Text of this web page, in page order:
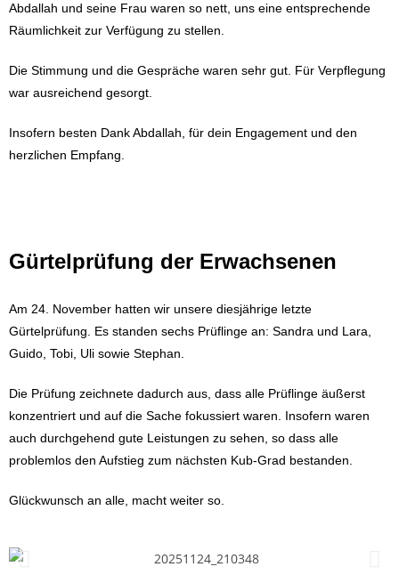
Abdallah und seine Frau waren so nett, uns eine entsprechende
Räumlichkeit zur Verfügung zu stellen.
Die Stimmung und die Gespräche waren sehr gut. Für Verpflegung
war ausreichend gesorgt.
Insofern besten Dank Abdallah, für dein Engagement und den
herzlichen Empfang.
Gürtelprüfung der Erwachsenen
Am 24. November hatten wir unsere diesjährige letzte
Gürtelprüfung. Es standen sechs Prüflinge an: Sandra und Lara,
Guido, Tobi, Uli sowie Stephan.
Die Prüfung zeichnete dadurch aus, dass alle Prüflinge äußerst
konzentriert und auf die Sache fokussiert waren. Insofern waren
auch durchgehend gute Leistungen zu sehen, so dass alle
problemlos den Aufstieg zum nächsten Kub-Grad bestanden.
Glückwunsch an alle, macht weiter so.